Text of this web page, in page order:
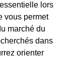
lors
vous permet
marché du
dans
orienter